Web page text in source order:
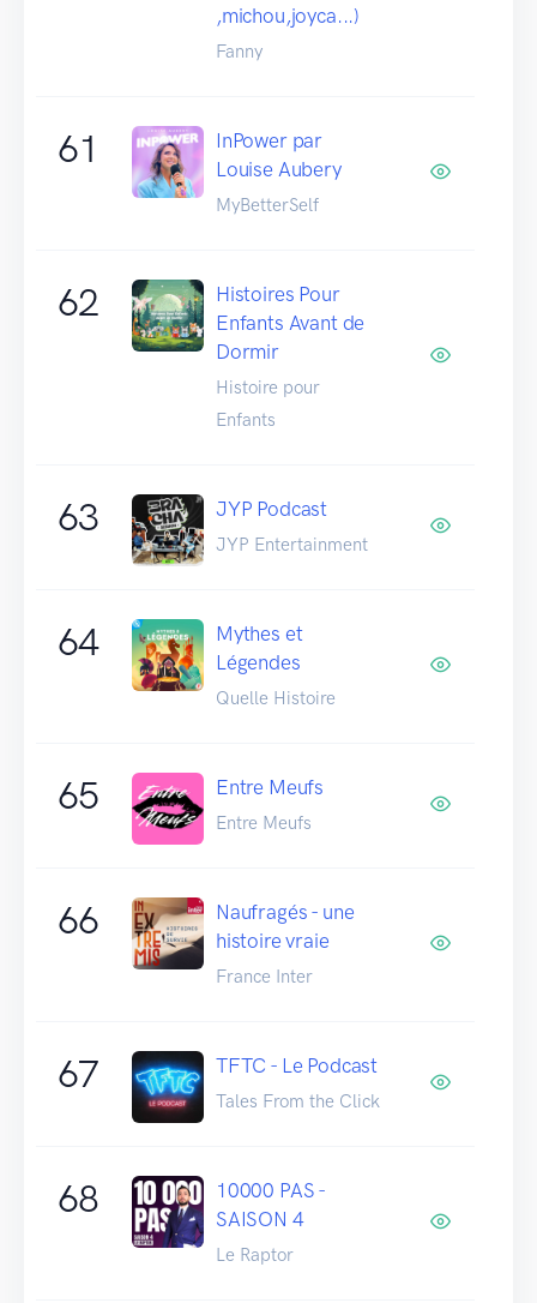
,michou,joyca...)
Fanny
61
InPower par
Louise Aubery
MyBetterSelf
62
Histoires Pour
Enfants Avant de
Dormir
Histoire pour
Enfants
63 JYP Podcast
JYP Entertainment
64
Mythes et
Légendes
Quelle Histoire
65 Entre Meufs
Entre Meufs
66
Naufragés - une
histoire vraie
France Inter
67 TFTC - Le Podcast
Tales From the Click
68
10000 PAS -
SAISON 4
Le Raptor